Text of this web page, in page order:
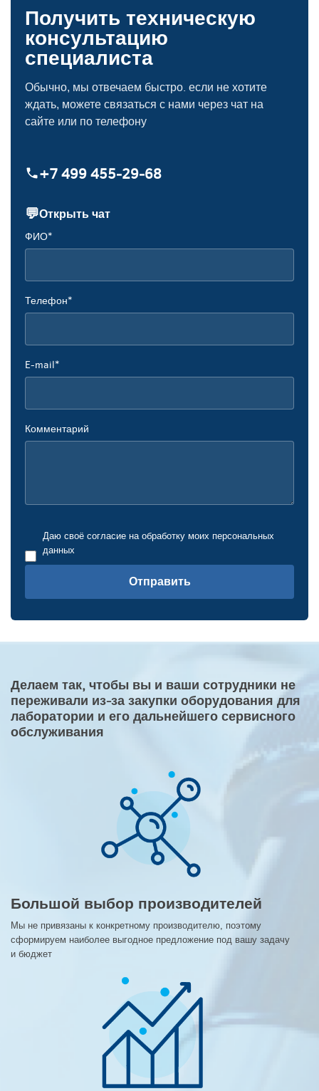
Получить техническую
консультацию
специалиста
Обычно, мы отвечаем быстро. если не хотите
ждать, можете связаться с нами через чат на
сайте или по телефону
+7 499 455‑29‑68
💬Открыть чат
ФИО*
Телефон*
E-mail*
Комментарий
Даю своё согласие на обработку моих персональных
данных
Отправить
Делаем так, чтобы вы и ваши сотрудники не
переживали из-за закупки оборудования для
лаборатории и его дальнейшего сервисного
обслуживания
Большой выбор производителей
Мы не привязаны к конкретному производителю, поэтому
сформируем наиболее выгодное предложение под вашу задачу
и бюджет